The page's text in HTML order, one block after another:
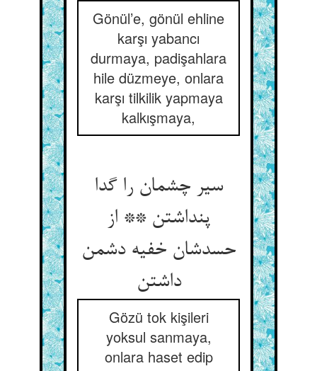
Gönül’e, gönül ehline
karşı yabancı
durmaya, padişahlara
hile düzmeye, onlara
karşı tilkilik yapmaya
kalkışmaya,
سیر چشمان را گدا
پنداشتن ** از
حسدشان خفیه دشمن
داشتن‏
Gözü tok kişileri
yoksul sanmaya,
onlara haset edip